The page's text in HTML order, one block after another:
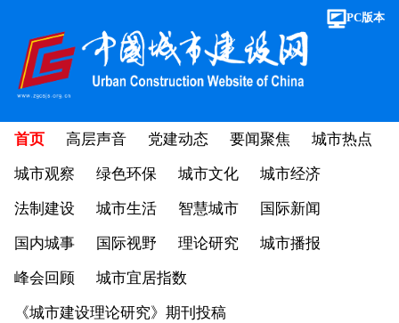
PC版本
首页 高层声音 党建动态 要闻聚焦 城市热点
城市观察 绿色环保 城市文化 城市经济
法制建设 城市生活 智慧城市 国际新闻
国内城事 国际视野 理论研究 城市播报
峰会回顾 城市宜居指数
《城市建设理论研究》期刊投稿